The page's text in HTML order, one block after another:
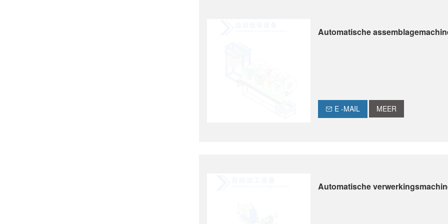
Automatische
E -MAIL MEER
Automatische